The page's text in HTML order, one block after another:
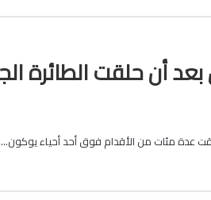
عدة مئات من الأقدام فوق أحد أحياء يوكون…